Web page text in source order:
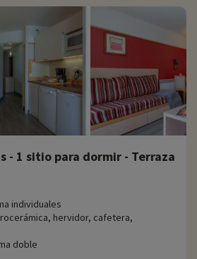
los padres se diviertan, la Résidence
de una piscina semicubierta y
tumbonas y sombrillas a disposición de los
niños y familias, como olimpiadas,
y animados aperitivos. Los padres
paseos, visitas culturales y talleres de
cuenta con mesas de ping-pong y
juegos.
actividades en familia
cerca de Tours. En el programa: los
- 1 sitio para dormir - Terraza
individuales
hervidor, cafetera,
doble